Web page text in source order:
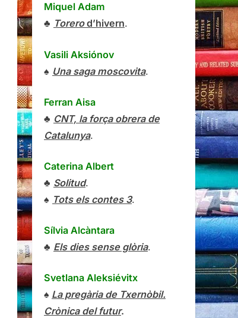
Miquel Adam
♣ Torerod’hivern.
Vasili Aksiónov
♠ Una saga moscovita.
Ferran Aisa
♣ CNT, la força obrera de
Catalunya.
Caterina Albert
♣ Solitud.
♠ Tots els contes 3.
Sílvia Alcàntara
♣ Els dies sense glòria.
Svetlana Aleksiévitx
♠ La pregària de Txernòbil.
Crònica del futur.